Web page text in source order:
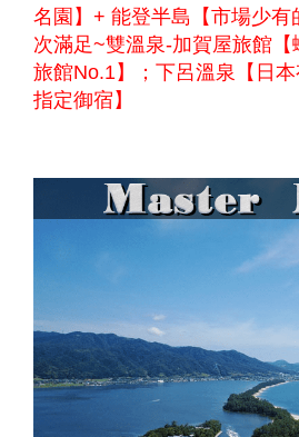
名園】+ 能登半島【市場少有
次滿足~雙溫泉-加賀屋旅館【
旅館No.1】；下呂溫泉【日
指定御宿】